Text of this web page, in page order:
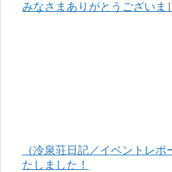
みなさまありがとうございま
（冷泉荘日記／イベントレ
たしました！